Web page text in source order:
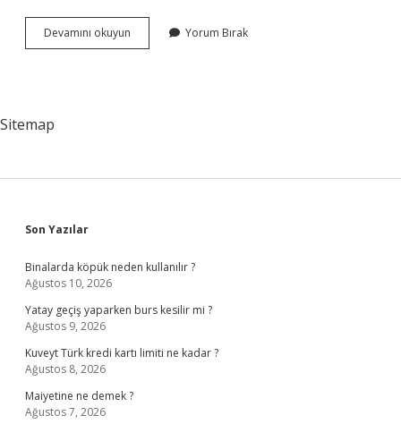
Devamını okuyun
Bir
Yorum Bırak
Sitemap
Sidebar
Son Yazılar
Binalarda köpük neden kullanılır ?
Ağustos 10, 2026
Yatay geçiş yaparken burs kesilir mi ?
Ağustos 9, 2026
Kuveyt Türk kredi kartı limiti ne kadar ?
Ağustos 8, 2026
Maiyetine ne demek ?
Ağustos 7, 2026